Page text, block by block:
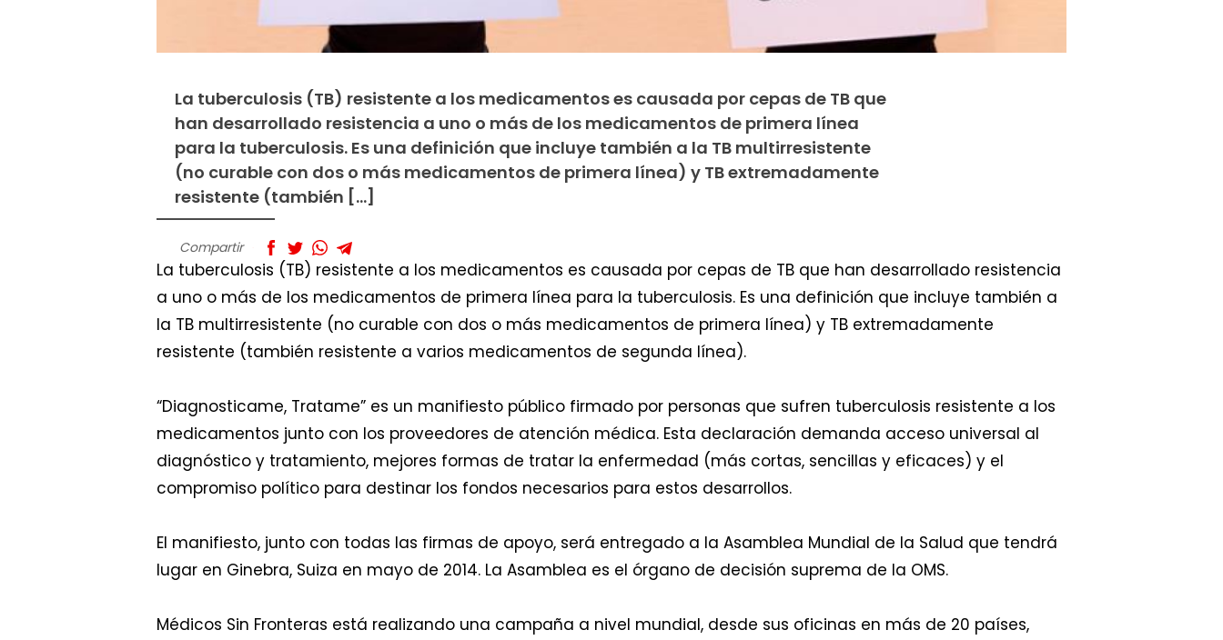
La tuberculosis (TB) resistente a los medicamentos es causada por cepas de TB que
han desarrollado resistencia a uno o más de los medicamentos de primera línea
para la tuberculosis. Es una definición que incluye también a la TB multirresistente
(no curable con dos o más medicamentos de primera línea) y TB extremadamente
resistente (también […]
Compartir
La tuberculosis (TB) resistente a los medicamentos es causada por cepas de TB que han desarrollado resistencia
a uno o más de los medicamentos de primera línea para la tuberculosis. Es una definición que incluye también a
la TB multirresistente (no curable con dos o más medicamentos de primera línea) y TB extremadamente
resistente (también resistente a varios medicamentos de segunda línea).
“Diagnosticame, Tratame” es un manifiesto público firmado por personas que sufren tuberculosis resistente a los
medicamentos junto con los proveedores de atención médica. Esta declaración demanda acceso universal al
diagnóstico y tratamiento, mejores formas de tratar la enfermedad (más cortas, sencillas y eficaces) y el
compromiso político para destinar los fondos necesarios para estos desarrollos.
El manifiesto, junto con todas las firmas de apoyo, será entregado a la Asamblea Mundial de la Salud que tendrá
lugar en Ginebra, Suiza en mayo de 2014. La Asamblea es el órgano de decisión suprema de la OMS.
Médicos Sin Fronteras está realizando una campaña a nivel mundial, desde sus oficinas en más de 20 países,